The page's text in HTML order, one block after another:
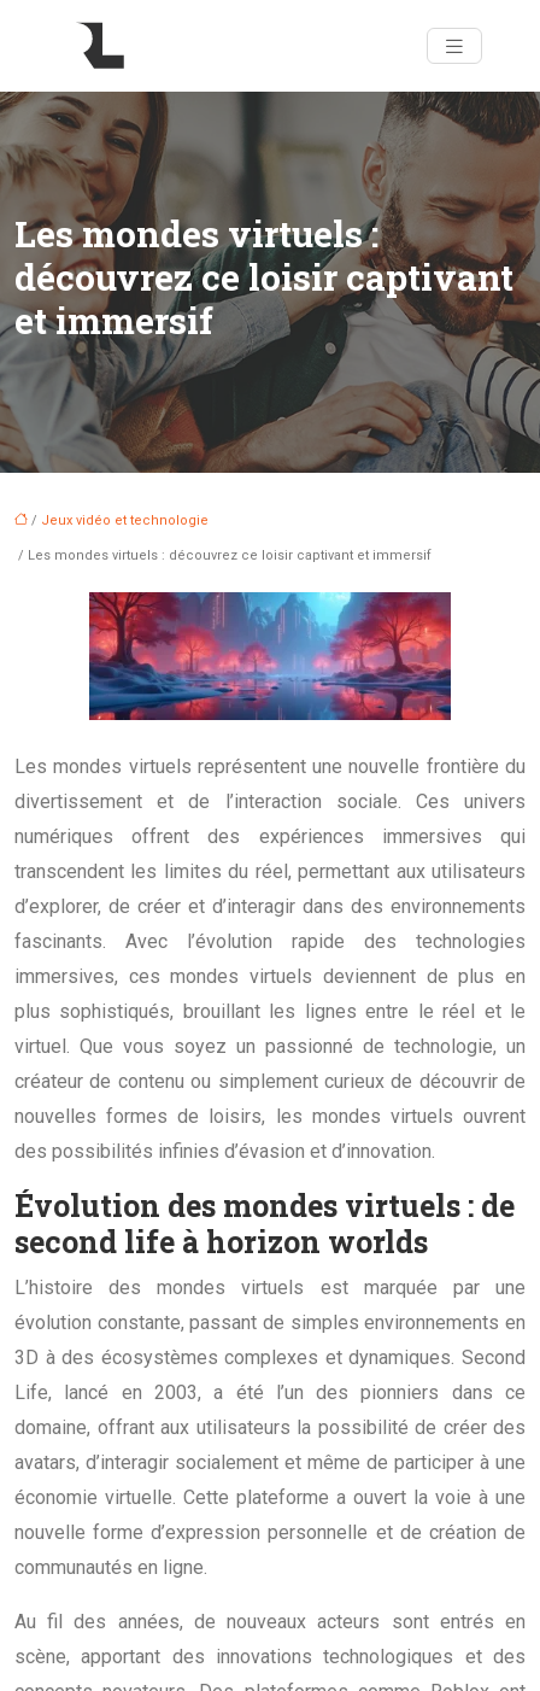
Les mondes virtuels :
découvrez ce loisir captivant
et immersif
/ Jeux vidéo et technologie
/ Les mondes virtuels : découvrez ce loisir captivant et immersif
Les mondes virtuels représentent une nouvelle frontière du
divertissement et de l’interaction sociale. Ces univers
numériques offrent des expériences immersives qui
transcendent les limites du réel, permettant aux utilisateurs
d’explorer, de créer et d’interagir dans des environnements
fascinants. Avec l’évolution rapide des technologies
immersives, ces mondes virtuels deviennent de plus en
plus sophistiqués, brouillant les lignes entre le réel et le
virtuel. Que vous soyez un passionné de technologie, un
créateur de contenu ou simplement curieux de découvrir de
nouvelles formes de loisirs, les mondes virtuels ouvrent
des possibilités infinies d’évasion et d’innovation.
Évolution des mondes virtuels : de
second life à horizon worlds
L’histoire des mondes virtuels est marquée par une
évolution constante, passant de simples environnements en
3D à des écosystèmes complexes et dynamiques. Second
Life, lancé en 2003, a été l’un des pionniers dans ce
domaine, offrant aux utilisateurs la possibilité de créer des
avatars, d’interagir socialement et même de participer à une
économie virtuelle. Cette plateforme a ouvert la voie à une
nouvelle forme d’expression personnelle et de création de
communautés en ligne.
Au fil des années, de nouveaux acteurs sont entrés en
scène, apportant des innovations technologiques et des